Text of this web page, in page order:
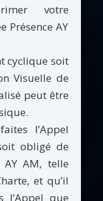
votre
Présence AY
cyclique soit
Visuelle de
peut être
l’Appel
obligé de
AY AM, telle
et qu’il
l’Appel que